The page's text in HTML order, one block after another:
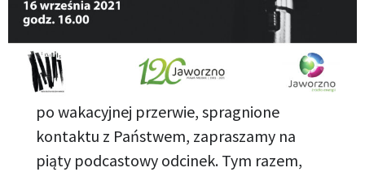
po wakacyjnej przerwie, spragnione
kontaktu z Państwem, zapraszamy na
piąty podcastowy odcinek. Tym razem,